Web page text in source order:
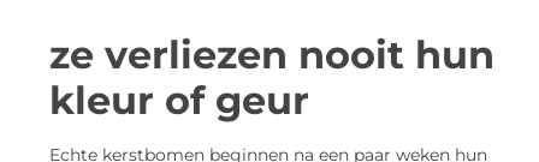
ze verliezen nooit hun
kleur of geur
Echte kerstbomen beginnen na een paar weken hun